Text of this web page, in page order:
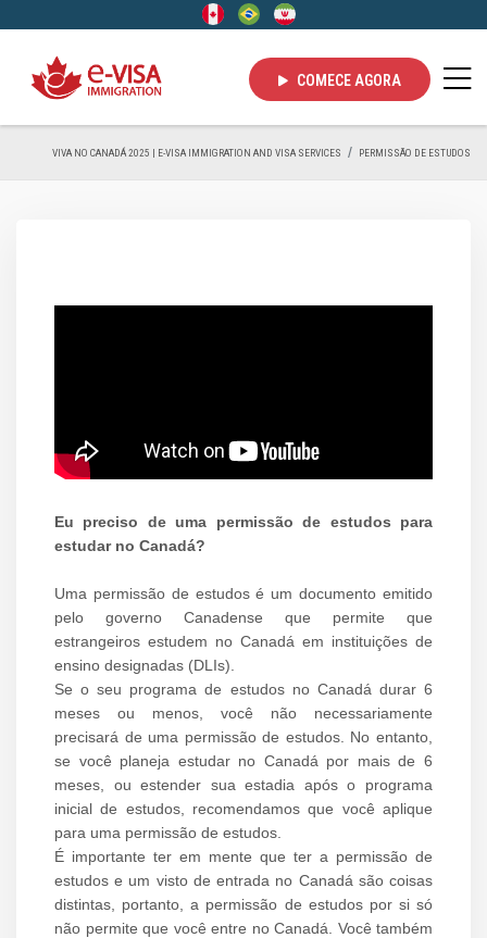
COMECE AGORA
VIVA NO CANADÁ 2025 | E-VISA IMMIGRATION AND VISA SERVICES PERMISSÃO DE ESTUDOS
Eu preciso de uma permissão de estudos para
estudar no Canadá?
Uma permissão de estudos é um documento emitido
pelo governo Canadense que permite que
estrangeiros estudem no Canadá em instituições de
ensino designadas (DLIs).
Se o seu programa de estudos no Canadá durar 6
meses ou menos, você não necessariamente
precisará de uma permissão de estudos. No entanto,
se você planeja estudar no Canadá por mais de 6
meses, ou estender sua estadia após o programa
inicial de estudos, recomendamos que você aplique
para uma permissão de estudos.
É importante ter em mente que ter a permissão de
estudos e um visto de entrada no Canadá são coisas
distintas, portanto, a permissão de estudos por si só
não permite que você entre no Canadá. Você também